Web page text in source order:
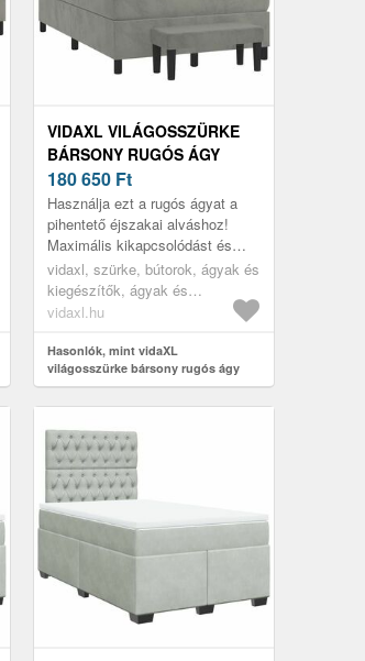
VIDAXL VILÁGOSSZÜRKE
BÁRSONY RUGÓS ÁGY
MATRACCAL 120 X 190 CM
180 650 Ft
Használja ezt a rugós ágyat a
pihentető éjszakai alváshoz!
Maximális kikapcsolódást és
kellemes alvást kínál.
vidaxl, szürke, bútorok, ágyak és
kiegészítők, ágyak és
ágykeretek
vidaxl.hu
Hasonlók, mint vidaXL
világosszürke bársony rugós ágy
matraccal 120 x 190 cm